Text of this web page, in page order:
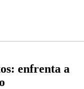
enfrenta a